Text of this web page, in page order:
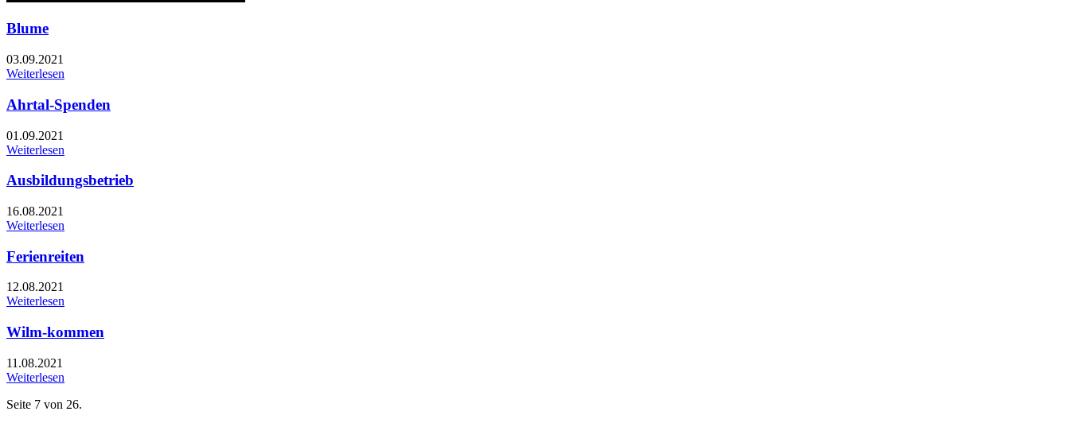
Blume
03.09.2021
Weiterlesen
Ahrtal-Spenden
01.09.2021
Weiterlesen
Ausbildungsbetrieb
16.08.2021
Weiterlesen
Ferienreiten
12.08.2021
Weiterlesen
Wilm-kommen
11.08.2021
Weiterlesen
Seite 7 von 26.